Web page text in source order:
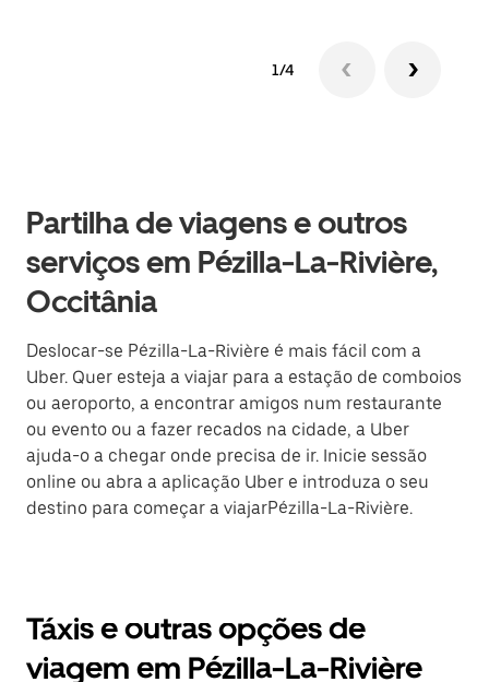
1/4
Partilha de viagens e outros
serviços em Pézilla-La-Rivière,
Occitânia
Deslocar-se Pézilla-La-Rivière é mais fácil com a
Uber. Quer esteja a viajar para a estação de comboios
ou aeroporto, a encontrar amigos num restaurante
ou evento ou a fazer recados na cidade, a Uber
ajuda-o a chegar onde precisa de ir. Inicie sessão
online ou abra a aplicação Uber e introduza o seu
destino para começar a viajarPézilla-La-Rivière.
Táxis e outras opções de
viagem em Pézilla-La-Rivière